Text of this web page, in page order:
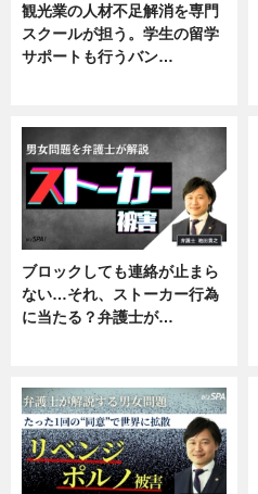
観光業の人材不足解消を専門
スクールが担う。学生の留学
サポートも行うバン…
ブロックしても連絡が止まら
ない…それ、ストーカー行為
に当たる？弁護士が…